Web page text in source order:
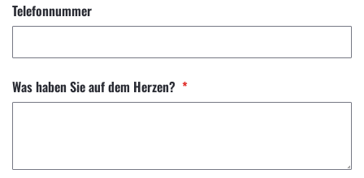
Telefonnummer
Was haben Sie auf dem Herzen?